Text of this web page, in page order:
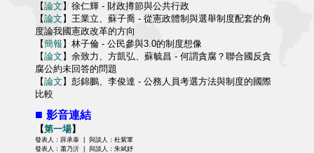
【論文 】徐仁輝 - 財政撙節與公共行政
【論文 】王業立、蘇子喬 - 從憲政體制與選舉制度配套的角
度論我國憲政改革的方向
【簡報 】林子倫 - 公民參與3.0的制度想像
【論文 】余致力、方凱弘、蘇毓昌 - 何謂貪腐？聯合國反貪
腐公約未回答的問題
【論文 】彭錦鵬、李俊達 - 公務人員考選方法與制度的國際
比較
■ 影音連結
【第一場】
發表人：薛承泰 | 與談人：杜紫軍
發表人：蕭乃沂 | 與談人：朱斌妤